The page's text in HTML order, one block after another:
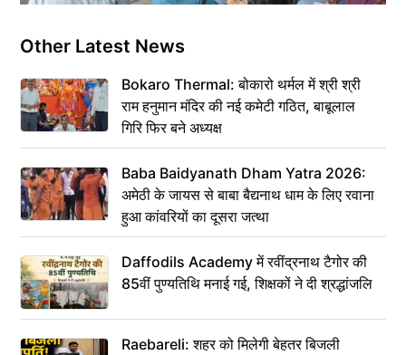
Other Latest News
Bokaro Thermal: बोकारो थर्मल में श्री श्री
राम हनुमान मंदिर की नई कमेटी गठित, बाबूलाल
गिरि फिर बने अध्यक्ष
Baba Baidyanath Dham Yatra 2026:
अमेठी के जायस से बाबा बैद्यनाथ धाम के लिए रवाना
हुआ कांवरियों का दूसरा जत्था
Daffodils Academy में रवींद्रनाथ टैगोर की
85वीं पुण्यतिथि मनाई गई, शिक्षकों ने दी श्रद्धांजलि
Raebareli: शहर को मिलेगी बेहतर बिजली